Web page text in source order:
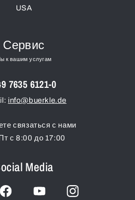
USA
Сервис
к вашим услугам
7635 6121-0
info@buerkle.de
связаться с нами
с 8:00 до 17:00
Media